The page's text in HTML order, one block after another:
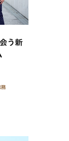
う新
務